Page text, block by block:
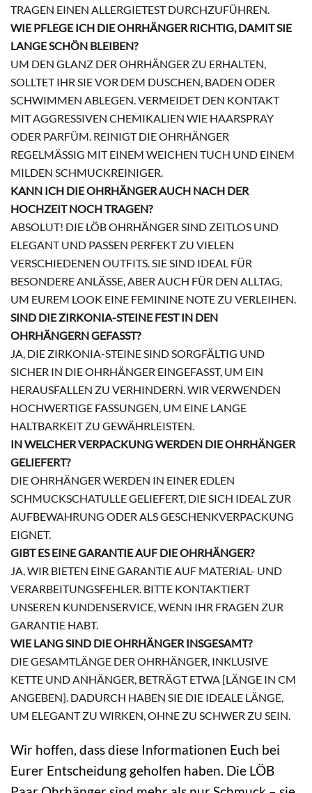
TRAGEN EINEN ALLERGIETEST DURCHZUFÜHREN.
WIE PFLEGE ICH DIE OHRHÄNGER RICHTIG, DAMIT SIE
LANGE SCHÖN BLEIBEN?
UM DEN GLANZ DER OHRHÄNGER ZU ERHALTEN,
SOLLTET IHR SIE VOR DEM DUSCHEN, BADEN ODER
SCHWIMMEN ABLEGEN. VERMEIDET DEN KONTAKT
MIT AGGRESSIVEN CHEMIKALIEN WIE HAARSPRAY
ODER PARFÜM. REINIGT DIE OHRHÄNGER
REGELMÄSSIG MIT EINEM WEICHEN TUCH UND EINEM M
ILDEN SCHMUCKREINIGER.
KANN ICH DIE OHRHÄNGER AUCH NACH DER
HOCHZEIT NOCH TRAGEN?
ABSOLUT! DIE LÖB OHRHÄNGER SIND ZEITLOS UND
ELEGANT UND PASSEN PERFEKT ZU VIELEN
VERSCHIEDENEN OUTFITS. SIE SIND IDEAL FÜR
BESONDERE ANLÄSSE, ABER AUCH FÜR DEN ALLTAG,
UM EUREM LOOK EINE FEMININE NOTE ZU VERLEIHEN.
SIND DIE ZIRKONIA-STEINE FEST IN DEN
OHRHÄNGERN GEFASST?
JA, DIE ZIRKONIA-STEINE SIND SORGFÄLTIG UND
SICHER IN DIE OHRHÄNGER EINGEFASST, UM EIN
HERAUSFALLEN ZU VERHINDERN. WIR VERWENDEN
HOCHWERTIGE FASSUNGEN, UM EINE LANGE
HALTBARKEIT ZU GEWÄHRLEISTEN.
IN WELCHER VERPACKUNG WERDEN DIE OHRHÄNGER
GELIEFERT?
DIE OHRHÄNGER WERDEN IN EINER EDLEN
SCHMUCKSCHATULLE GELIEFERT, DIE SICH IDEAL ZUR
AUFBEWAHRUNG ODER ALS GESCHENKVERPACKUNG
EIGNET.
GIBT ES EINE GARANTIE AUF DIE OHRHÄNGER?
JA, WIR BIETEN EINE GARANTIE AUF MATERIAL- UND
VERARBEITUNGSFEHLER. BITTE KONTAKTIERT
UNSEREN KUNDENSERVICE, WENN IHR FRAGEN ZUR
GARANTIE HABT.
WIE LANG SIND DIE OHRHÄNGER INSGESAMT?
DIE GESAMTLÄNGE DER OHRHÄNGER, INKLUSIVE
KETTE UND ANHÄNGER, BETRÄGT ETWA [LÄNGE IN CM
ANGEBEN]. DADURCH HABEN SIE DIE IDEALE LÄNGE,
UM ELEGANT ZU WIRKEN, OHNE ZU SCHWER ZU SEIN.
Wir hoffen, dass diese Informationen Euch bei
Eurer Entscheidung geholfen haben. Die LÖB